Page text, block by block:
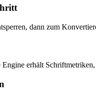
dann zum
erhält